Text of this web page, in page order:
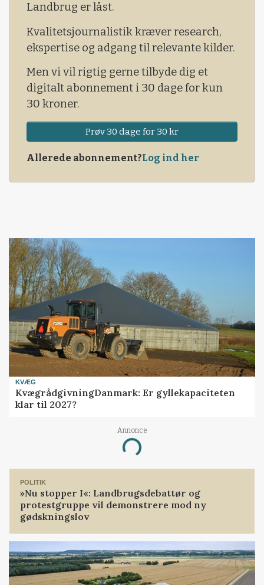
Landbrug er låst.
Kvalitetsjournalistik kræver research,
ekspertise og adgang til relevante kilder.
Men vi vil rigtig gerne tilbyde dig et
digitalt abonnement i 30 dage for kun
30 kroner.
Prøv 30 dage for 30 kr
Allerede abonnement?Log ind her
KVÆG
KvægrådgivningDanmark: Er gyllekapaciteten
klar til 2027?
Annonce
Loading...
POLITIK
»Nu stopper I«: Landbrugsdebattør og
protestgruppe vil demonstrere mod ny
gødskningslov